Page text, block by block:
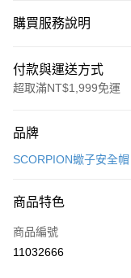
購買服務說明
付款與運送方式
超取滿NT$1,999免運
信用卡一次付款
3 期 0 利率 每期
合作金庫商業銀行
上海商業儲蓄銀行
超商取貨付款
LINE Pay
品牌
SCORPION蠍子安全帽
商品特色
商品編號
11032666